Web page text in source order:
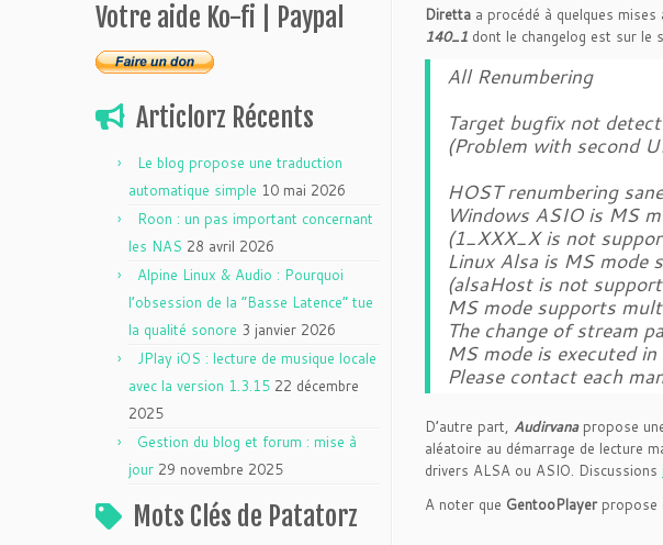
Votre aide Ko-fi | Paypal
Articlorz Récents
Le blog propose une traduction
automatique simple 10 mai 2026
Roon : un pas important concernant
les NAS 28 avril 2026
Alpine Linux & Audio : Pourquoi
l’obsession de la “Basse Latence” tue
la qualité sonore 3 janvier 2026
JPlay iOS : lecture de musique locale
avec la version 1.3.15 22 décembre
2025
Gestion du blog et forum : mise à
jour 29 novembre 2025
Mots Clés de Patatorz
Diretta a procédé à quelques
140_1 dont le changelog est sur le
All Renumbering
Target bugfix not
(Problem with second
HOST renumbering
Windows ASIO is MS
(1_XXX_X is not
Linux Alsa is MS mode
(alsaHost is not
MS mode supports
The change of stream
MS mode is executed
Please contact each
D’autre part, Audirvanapropose
aléatoire au démarrage de lecture
drivers ALSA ou ASIO. Discussions
A noter que GentooPlayer propose